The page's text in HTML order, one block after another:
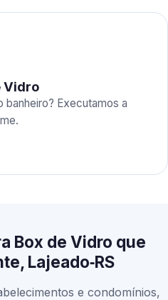
Vidro
banheiro? Executamos a
Box de Vidro que
Lajeado‑RS
e condomínios,